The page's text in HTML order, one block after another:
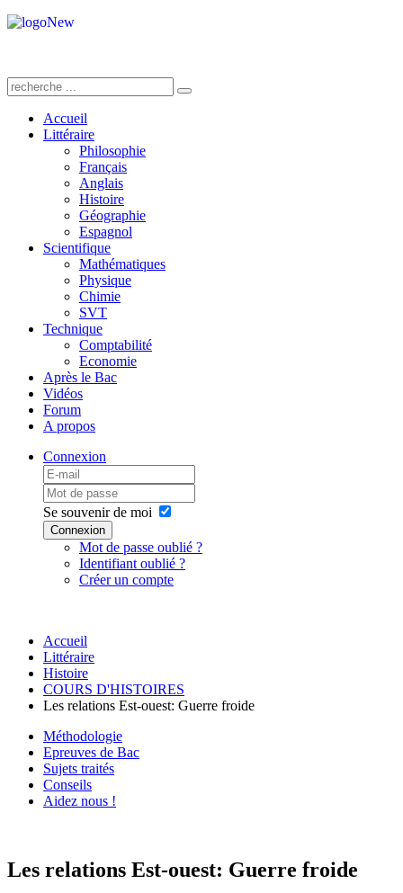
Accueil
Littéraire
Philosophie
Français
Anglais
Histoire
Géographie
Espagnol
Scientifique
Mathématiques
Physique
Chimie
SVT
Technique
Comptabilité
Economie
Après le Bac
Vidéos
Forum
A propos
Connexion
Se souvenir de moi
Connexion
Mot de passe oublié ?
Identifiant oublié ?
Créer un compte
Accueil
Littéraire
Histoire
COURS D'HISTOIRES
Les relations Est-ouest: Guerre froide
Méthodologie
Epreuves de Bac
Sujets traités
Conseils
Aidez nous !
Les relations Est-ouest: Guerre froide